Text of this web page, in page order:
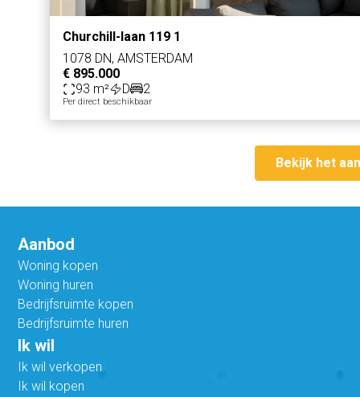
Churchill-laan 119 1
1078 DN, AMSTERDAM
€ 895.000
93 m²
D 2
Per direct beschikbaar
Bekijk het
Aanbod
Woning kopen
Woning huren
Bedrijfsruimte kopen
Bedrijfsruimte huren
Ik wil
Ik wil verkopen
Ik wil kopen